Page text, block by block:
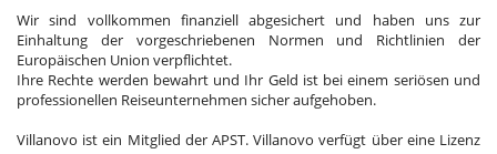
Wir sind vollkommen finanziell abgesichert und haben uns zur
Einhaltung der vorgeschriebenen Normen und Richtlinien der
Europäischen Union verpflichtet.
Ihre Rechte werden bewahrt und Ihr Geld ist bei einem seriösen und
professionellen Reiseunternehmen sicher aufgehoben.
Villanovo ist ein Mitglied der APST. Villanovo verfügt über eine Lizenz